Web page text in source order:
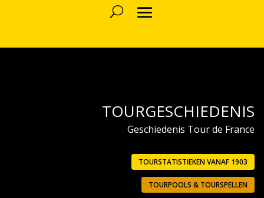
TOURGESCHIEDENIS
Geschiedenis Tour de France
TOURSTATISTIEKEN VANAF 1903
TOURPOOLS & TOURSPELLEN